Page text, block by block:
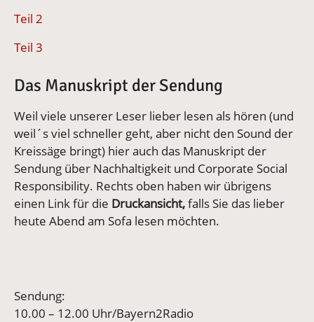
Teil 2
Teil 3
Das Manuskript der Sendung
Weil viele unserer Leser lieber lesen als hören (und
weil´s viel schneller geht, aber nicht den Sound der
Kreissäge bringt) hier auch das Manuskript der
Sendung über Nachhaltigkeit und Corporate Social
Responsibility. Rechts oben haben wir übrigens
einen Link für die Druckansicht,falls Sie das lieber
heute Abend am Sofa lesen möchten.
Sendung:
10.00 – 12.00 Uhr/Bayern2Radio